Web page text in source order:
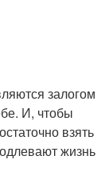
залогом
И, чтобы
взять
жизнь